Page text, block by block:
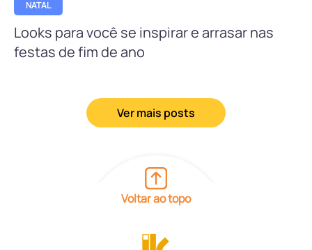
NATAL
Looks para você se inspirar e arrasar nas
festas de fim de ano
Ver mais posts
Voltar ao topo